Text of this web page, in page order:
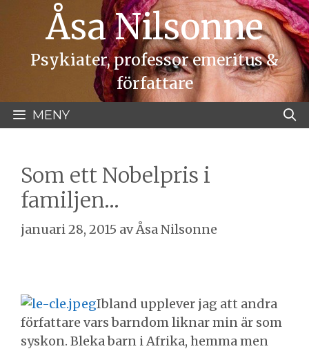
Åsa Nilsonne
Psykiater, professor emeritus &
författare
MENY
Som ett Nobelpris i
familjen…
januari 28, 2015 avÅsa Nilsonne
Ibland upplever jag att andra
författare vars barndom liknar min är som
syskon. Bleka barn i Afrika, hemma men